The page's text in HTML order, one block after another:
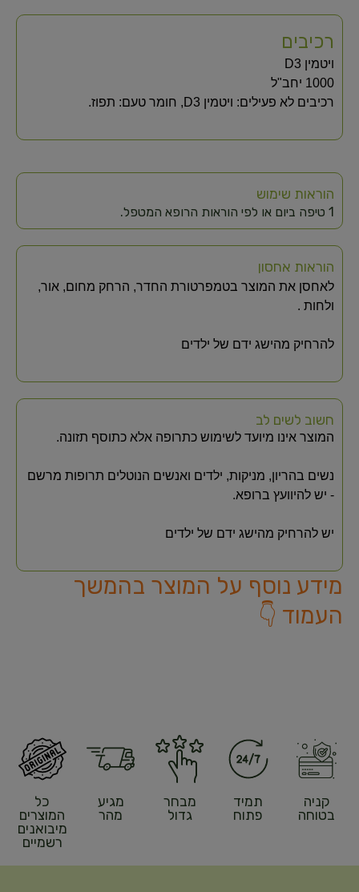
רכיבים
ויטמין D3‏
1000 יחב"ל
רכיבים לא פעילים: ויטמין D3, חומר טעם: תפוז.
הוראות שימוש
1 טיפה ביום או לפי הוראות הרופא המטפל.
הוראות אחסון
לאחסן את המוצר בטמפרטורת החדר, הרחק מחום, אור,
ולחות .
להרחיק מהישג ידם של ילדים
חשוב לשים לב
המוצר אינו מיועד לשימוש כתרופה אלא כתוסף תזונה.
נשים בהריון, מניקות, ילדים ואנשים הנוטלים תרופות מרשם
- יש להיוועץ ברופא.
יש להרחיק מהישג ידם של ילדים
מידע נוסף על המוצר בהמשך
העמוד 👇
קניה
בטוחה
תמיד
פתוח
מבחר
גדול
מגיע
מהר
כל
המוצרים
מיבואנים
רשמיים